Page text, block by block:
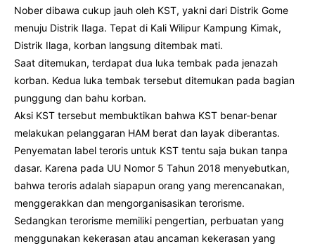
Nober dibawa cukup jauh oleh KST, yakni dari Distrik Gome
menuju Distrik Ilaga. Tepat di Kali Wilipur Kampung Kimak,
Distrik Ilaga, korban langsung ditembak mati.
Saat ditemukan, terdapat dua luka tembak pada jenazah
korban. Kedua luka tembak tersebut ditemukan pada bagian
punggung dan bahu korban.
Aksi KST tersebut membuktikan bahwa KST benar-benar
melakukan pelanggaran HAM berat dan layak diberantas.
Penyematan label teroris untuk KST tentu saja bukan tanpa
dasar. Karena pada UU Nomor 5 Tahun 2018 menyebutkan,
bahwa teroris adalah siapapun orang yang merencanakan,
menggerakkan dan mengorganisasikan terorisme.
Sedangkan terorisme memiliki pengertian, perbuatan yang
menggunakan kekerasan atau ancaman kekerasan yang